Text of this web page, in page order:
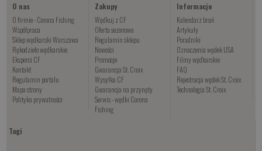
O nas
O firmie - Corona Fishing
Współpraca
Sklep wędkarski Warszawa
Rękodzieło wędkarskie
Eksperci CF
Kontakt
Regulamin portalu
Mapa strony
Polityka prywatności
Zakupy
Wędkuj z CF
Oferta sezonowa
Regulamin sklepu
Nowości
Promocje
Gwarancja St. Croix
Wysyłka CF
Gwarancja na przynęty
Serwis - wędki Corona
Fishing
Informacje
Kalendarz brań
Artykuły
Poradniki
Oznaczenia wędek USA
Filmy wędkarskie
FAQ
Rejestracja wędek St. Croix
Technologia St. Croix
Tagi